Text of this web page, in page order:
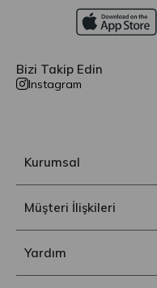
Bizi Takip Edin
Instagram
Kurumsal
Müşteri İlişkileri
Yardım